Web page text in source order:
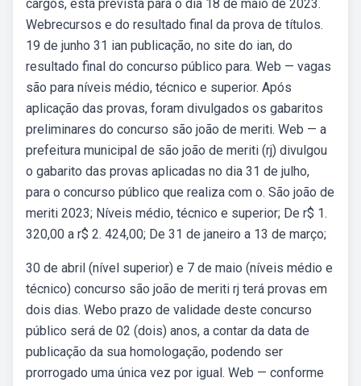
cargos, está prevista para o dia 18 de maio de 2023.
Webrecursos e do resultado final da prova de títulos.
19 de junho 31 ian publicação, no site do ian, do
resultado final do concurso público para. Web — vagas
são para níveis médio, técnico e superior. Após
aplicação das provas, foram divulgados os gabaritos
preliminares do concurso são joão de meriti. Web — a
prefeitura municipal de são joão de meriti (rj) divulgou
o gabarito das provas aplicadas no dia 31 de julho,
para o concurso público que realiza com o. São joão de
meriti 2023; Níveis médio, técnico e superior; De r$ 1.
320,00 a r$ 2. 424,00; De 31 de janeiro a 13 de março;
30 de abril (nível superior) e 7 de maio (níveis médio e
técnico) concurso são joão de meriti rj terá provas em
dois dias. Webo prazo de validade deste concurso
público será de 02 (dois) anos, a contar da data de
publicação da sua homologação, podendo ser
prorrogado uma única vez por igual. Web — conforme